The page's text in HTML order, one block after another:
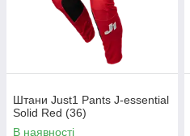
Штани Just1 Pants J-essential
Solid Red (36)
В наявності